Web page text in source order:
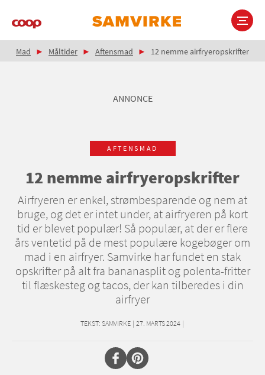
Main
Brødkrumme
Mad Måltider Aftensmad 12 nemme airfryeropskrifter
ANNONCE
AFTENSMAD
12 nemme airfryeropskrifter
Airfryeren er enkel, strømbesparende og nem at
bruge, og det er intet under, at airfryeren på kort
tid er blevet populær! Så populær, at der er flere
års ventetid på de mest populære kogebøger om
mad i en airfryer. Samvirke har fundet en stak
opskrifter på alt fra bananasplit og polenta-fritter
til flæskesteg og tacos, der kan tilberedes i din
airfryer
TEKST: SAMVIRKE | 27. MARTS 2024 |